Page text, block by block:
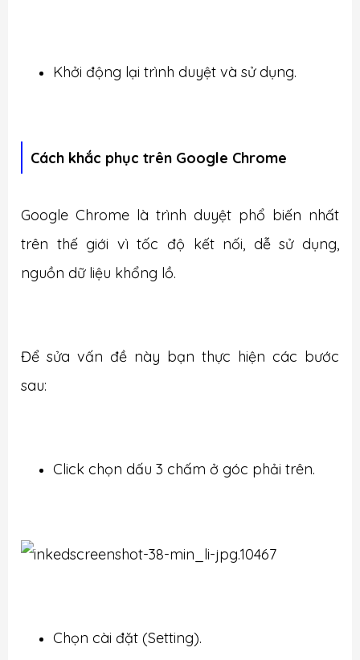
Khởi động lại trình duyệt và sử dụng.
Cách khắc phục trên Google Chrome
Google Chrome là trình duyệt phổ biến nhất
trên thế giới vì tốc độ kết nối, dễ sử dụng,
nguồn dữ liệu khổng lồ.
Để sửa vấn đề này bạn thực hiện các bước
sau:
Click chọn dấu 3 chấm ở góc phải trên.
Chọn cài đặt (Setting).